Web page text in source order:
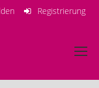
Registrierung